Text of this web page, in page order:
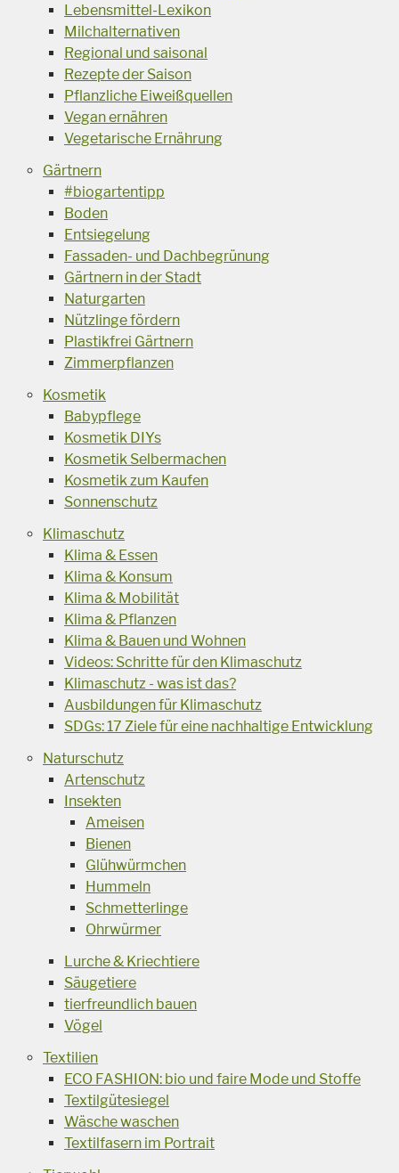
Lebensmittel-Lexikon
Milchalternativen
Regional und saisonal
Rezepte der Saison
Pflanzliche Eiweißquellen
Vegan ernähren
Vegetarische Ernährung
Gärtnern
#biogartentipp
Boden
Entsiegelung
Fassaden- und Dachbegrünung
Gärtnern in der Stadt
Naturgarten
Nützlinge fördern
Plastikfrei Gärtnern
Zimmerpflanzen
Kosmetik
Babypflege
Kosmetik DIYs
Kosmetik Selbermachen
Kosmetik zum Kaufen
Sonnenschutz
Klimaschutz
Klima & Essen
Klima & Konsum
Klima & Mobilität
Klima & Pflanzen
Klima & Bauen und Wohnen
Videos: Schritte für den Klimaschutz
Klimaschutz - was ist das?
Ausbildungen für Klimaschutz
SDGs: 17 Ziele für eine nachhaltige Entwicklung
Naturschutz
Artenschutz
Insekten
Ameisen
Bienen
Glühwürmchen
Hummeln
Schmetterlinge
Ohrwürmer
Lurche & Kriechtiere
Säugetiere
tierfreundlich bauen
Vögel
Textilien
ECO FASHION: bio und faire Mode und Stoffe
Textilgütesiegel
Wäsche waschen
Textilfasern im Portrait